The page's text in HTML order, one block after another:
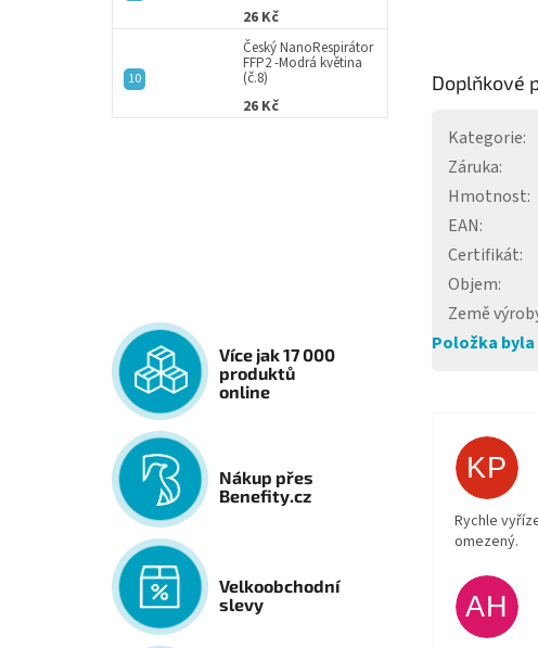
26 Kč
Český NanoRespirátor
FFP2 -Modrá květina
(č.8)
26 Kč
Více jak 17 000
produktů
online
Nákup přes
Benefity.cz
Velkoobchodní
slevy
Doplňkové
Kategorie:
Záruka:
Hmotnost:
EAN:
Certifikát:
Objem:
Země
Položka
KP
Rychle
omezený.
AH